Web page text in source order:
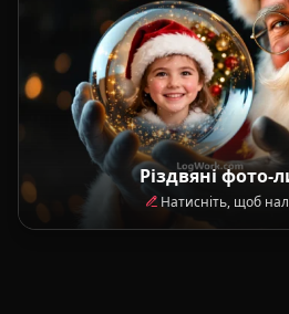
Різдвяні фото-
Натисніть, щоб